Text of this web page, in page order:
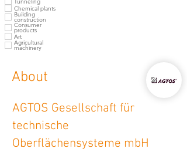
Chemical plants
Building
construction
Consumer
products
Art
Agricultural
machinery
About
AGTOS Gesellschaft für
technische
Oberflächensysteme mbH